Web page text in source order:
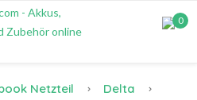
0
Netzteil
Delta